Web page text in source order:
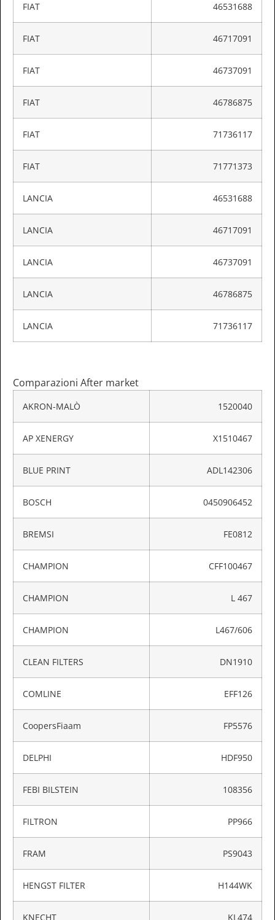
FIAT 46531688
FIAT 46717091
FIAT 46737091
FIAT 46786875
FIAT 71736117
FIAT 71771373
LANCIA 46531688
LANCIA 46717091
LANCIA 46737091
LANCIA 46786875
LANCIA 71736117
Comparazioni After market
AKRON-MALÒ 1520040
AP XENERGY X1510467
BLUE PRINT ADL142306
BOSCH 0450906452
BREMSI FE0812
CHAMPION CFF100467
CHAMPION L 467
CHAMPION L467/606
CLEAN FILTERS DN1910
COMLINE EFF126
CoopersFiaam FP5576
DELPHI HDF950
FEBI BILSTEIN 108356
FILTRON PP966
FRAM PS9043
HENGST FILTER H144WK
KNECHT KL474